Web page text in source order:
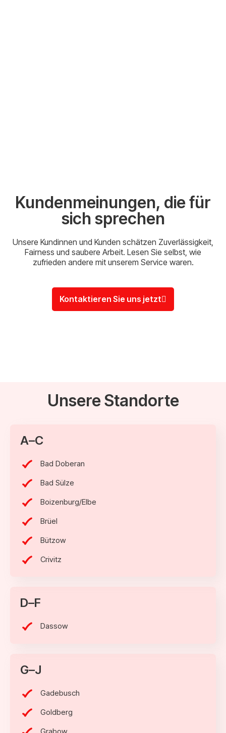
Kundenmeinungen, die für
sich sprechen
Unsere Kundinnen und Kunden schätzen Zuverlässigkeit,
Fairness und saubere Arbeit. Lesen Sie selbst, wie
zufrieden andere mit unserem Service waren.
Kontaktieren Sie uns jetzt
Unsere Standorte
A–C
Bad Doberan
Bad Sülze
Boizenburg/Elbe
Brüel
Bützow
Crivitz
D–F
Dassow
G–J
Gadebusch
Goldberg